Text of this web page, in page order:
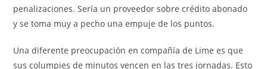
penalizaciones. Serí­a un proveedor sobre crédito abonado
y se toma muy a pecho una empuje de los puntos.
Una diferente preocupación en compañía de Lime es que
sus columpies de minutos vencen en las tres jornadas. Esto